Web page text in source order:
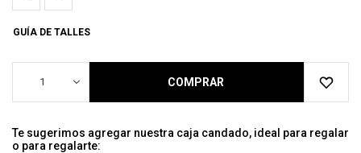
GUÍA DE TALLES
1 COMPRAR
Te sugerimos agregar nuestra caja candado, ideal para regalar
o para regalarte: